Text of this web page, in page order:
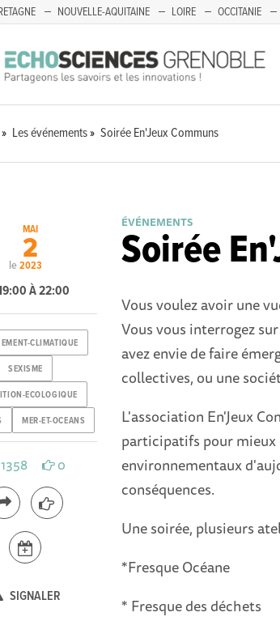
NOUVELLE-AQUITAINE LOIRE OCCITANIE
Les événements Soirée En'Jeux Communs
ÉVÉNEMENTS
Soirée
Vous voulez avoir une
Vous vous interrogez
avez envie de faire
collectives, ou une
L'association En'Jeux
participatifs pour mieux
environnementaux
conséquences.
Une soirée, plusieurs
*Fresque Océane
* Fresque des déchets
le
MAI
2
2023
À 22:00
CLIMATIQUE
SEXISME
ECOLOGIQUE
MER-ET-OCEANS
0
SIGNALER